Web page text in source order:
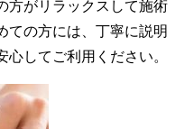
方がリラックスして施術
ての方には、丁寧に説明
してご利用ください。